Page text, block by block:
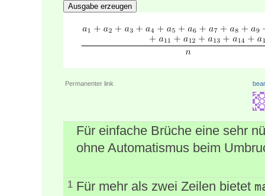
Ausgabe erzeugen
Permanenter link
Für einfache Brüche eine sehr
ohne Automatismus beim
1 Für mehr als zwei Zeilen bietet